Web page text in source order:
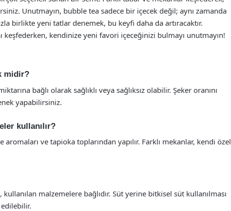
Unutmayın, bubble tea sadece bir içecek değil; aynı zamanda
birlikte yeni tatlar denemek, bu keyfi daha da artıracaktır.
keşfederken, kendinize yeni favori içeceğinizi bulmayı unutmayın!
midir?
bağlı olarak sağlıklı veya sağlıksız olabilir. Şeker oranını
yapabilirsiniz.
kullanılır?
ve tapioka toplarından yapılır. Farklı mekanlar, kendi özel
malzemelere bağlıdır. Süt yerine bitkisel süt kullanılması